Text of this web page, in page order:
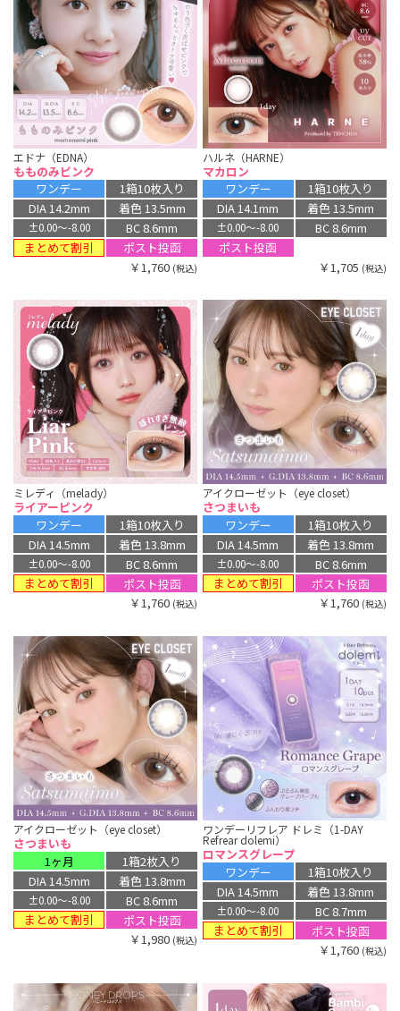
エドナ（EDNA）
もものみピンク
ワンデー
1箱10枚入り
DIA 14.2mm
着色 13.5mm
±0.00〜-8.00
BC 8.6mm
まとめて割引
ポスト投函
￥1,760 (税込)
ハルネ（HARNE）
マカロン
ワンデー
1箱10枚入り
DIA 14.1mm
着色 13.5mm
±0.00〜-8.00
BC 8.6mm
ポスト投函
￥1,705 (税込)
ミレディ（melady）
ライアーピンク
ワンデー
1箱10枚入り
DIA 14.5mm
着色 13.8mm
±0.00〜-8.00
BC 8.6mm
まとめて割引
ポスト投函
￥1,760 (税込)
アイクローゼット（eye closet）
さつまいも
ワンデー
1箱10枚入り
DIA 14.5mm
着色 13.8mm
±0.00〜-8.00
BC 8.6mm
まとめて割引
ポスト投函
￥1,760 (税込)
アイクローゼット（eye closet）
さつまいも
1ヶ月
1箱2枚入り
DIA 14.5mm
着色 13.8mm
±0.00〜-8.00
BC 8.6mm
まとめて割引
ポスト投函
￥1,980 (税込)
ワンデーリフレア ドレミ（1-DAY
Refrear dolemi）
ロマンスグレープ
ワンデー
1箱10枚入り
DIA 14.5mm
着色 13.8mm
±0.00〜-8.00
BC 8.7mm
まとめて割引
ポスト投函
￥1,760 (税込)